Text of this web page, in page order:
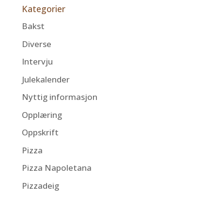
Kategorier
Bakst
Diverse
Intervju
Julekalender
Nyttig informasjon
Opplæring
Oppskrift
Pizza
Pizza Napoletana
Pizzadeig